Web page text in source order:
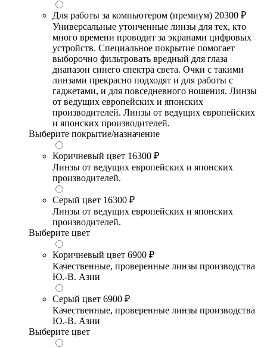
Для работы за компьютером (премиум) 20300 ₽
Универсальные утонченные линзы для тех, кто
много времени проводит за экранами цифровых
устройств. Специальное покрытие помогает
выборочно фильтровать вредный для глаза
диапазон синего спектра света. Очки с такими
линзами прекрасно подходят и для работы с
гаджетами, и для повседневного ношения. Линзы
от ведущих европейских и японских
производителей. Линзы от ведущих европейских
и японских производителей.
Выберите покрытие/назначение
Коричневый цвет 16300 ₽
Линзы от ведущих европейских и японских
производителей.
Серый цвет 16300 ₽
Линзы от ведущих европейских и японских
производителей.
Выберите цвет
Коричневый цвет 6900 ₽
Качественные, проверенные линзы производства
Ю.-В. Азии
Серый цвет 6900 ₽
Качественные, проверенные линзы производства
Ю.-В. Азии
Выберите цвет